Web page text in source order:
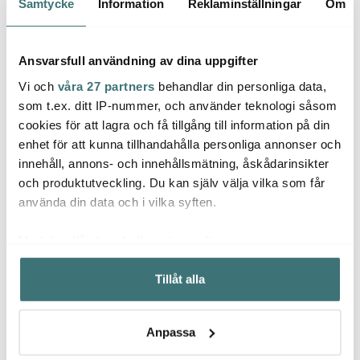
Samtycke Information Reklaminställningar Om
Ansvarsfull användning av dina uppgifter
Vi och våra 27 partners behandlar din personliga data,
som t.ex. ditt IP-nummer, och använder teknologi såsom
cookies för att lagra och få tillgång till information på din
enhet för att kunna tillhandahålla personliga annonser och
innehåll, annons- och innehållsmätning, åskådarinsikter
och produktutveckling. Du kan själv välja vilka som får
använda din data och i vilka syften.
Samla in information om din geografiska plats som
kan ha en noggrannhet på upp till flera meter
Identifiera din enhet genom att aktivt skanna den för
Ta reda på mer om hur dina personliga uppgifter
Tillåt alla
Anpassa
Anders Petter
Anders Petter Knivset 5
delar Rostfritt stål
Jonas
Jonas Måttsats i 4 delar
Rostfri